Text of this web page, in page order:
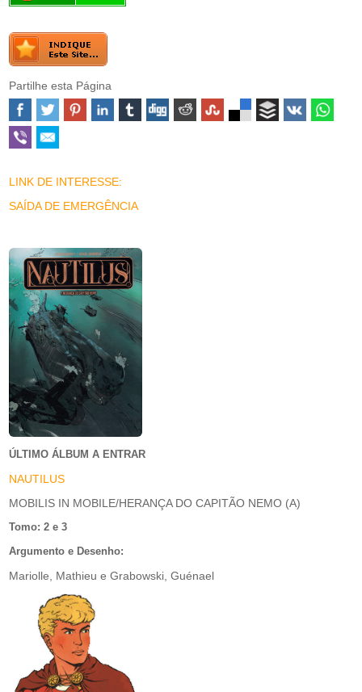
Partilhe esta Página
LINK DE INTERESSE:
SAÍDA DE EMERGÊNCIA
ÚLTIMO ÁLBUM A ENTRAR
NAUTILUS
MOBILIS IN MOBILE/HERANÇA DO CAPITÃO NEMO (A)
Tomo: 2 e 3
Argumento e Desenho:
Mariolle, Mathieu e Grabowski, Guénael